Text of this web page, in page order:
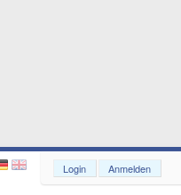
Login Anmelden